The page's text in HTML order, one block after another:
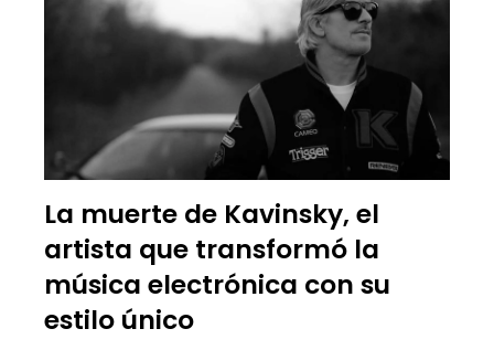
La muerte de Kavinsky, el
artista que transformó la
música electrónica con su
estilo único